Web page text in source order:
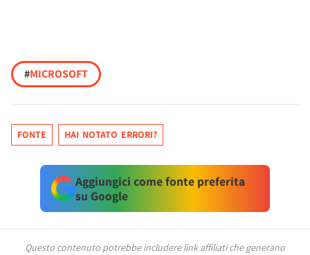
#MICROSOFT
FONTE HAI NOTATO ERRORI?
Aggiungici come fonte preferita
su Google
Questo contenuto potrebbe includere link affiliati che generano